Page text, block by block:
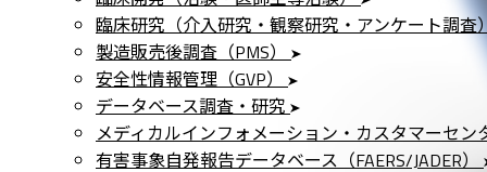
臨床研究（介入研究・観察研究・アンケート調査
製造販売後調査（PMS）
安全性情報管理（GVP）
データベース調査・研究
メディカルインフォメーション・カスタマーセン
有害事象自発報告データベース（FAERS/JADER）